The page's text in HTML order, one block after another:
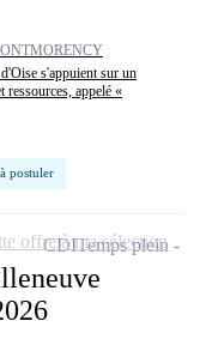
s'appuient sur un
ressources, appelé «
postuler
CDITemps plein
offre à ma sélection